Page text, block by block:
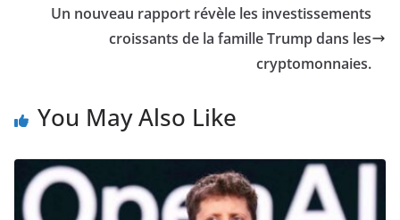
Un nouveau rapport révèle les investissements
croissants de la famille Trump dans les
cryptomonnaies.
You May Also Like